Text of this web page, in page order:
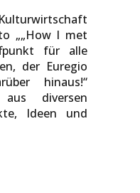
„„How I met
für alle
der Euregio
hinaus!“
diversen
Ideen und